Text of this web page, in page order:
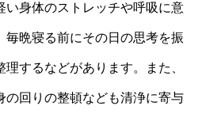
い身体のストレッチや呼吸に意
毎晩寝る前にその日の思考を振
するなどがあります。また、
の回りの整頓なども清浄に寄与